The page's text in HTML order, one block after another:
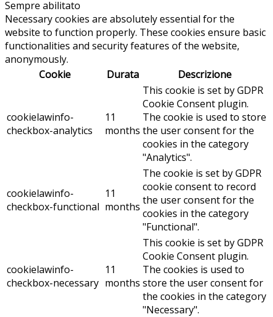
Sempre abilitato
Necessary cookies are absolutely essential for the
website to function properly. These cookies ensure basic
functionalities and security features of the website,
anonymously.
Cookie
Durata Descrizione
cookielawinfo-
checkbox-analytics
11
months
This cookie is set by GDPR
Cookie Consent plugin.
The cookie is used to store
the user consent for the
cookies in the category
"Analytics".
cookielawinfo-
checkbox-functional
11
months
The cookie is set by GDPR
cookie consent to record
the user consent for the
cookies in the category
"Functional".
cookielawinfo-
checkbox-necessary
11
months
This cookie is set by GDPR
Cookie Consent plugin.
The cookies is used to
store the user consent for
the cookies in the category
"Necessary".